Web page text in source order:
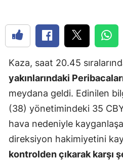
Kaza, saat 20.45
yakınlarındaki
meydana geldi. Edinilen
(38) yönetimindeki 35
hava nedeniyle
direksiyon hakimiyetini
kontrolden çıkarak karşı